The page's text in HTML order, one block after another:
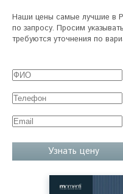
Наши цены самые лучшие в
по запросу. Просим
требуются уточнения по
Узнать цену